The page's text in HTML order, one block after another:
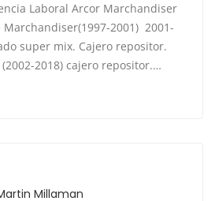
Laboral Arcor Marchandiser
Marchandiser(1997-2001) 2001-
super mix. Cajero repositor.
2018) cajero repositor.…
Millaman